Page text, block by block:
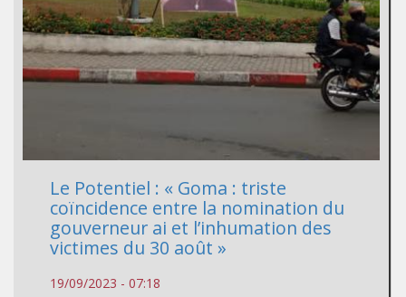
Le Potentiel : « Goma : triste
coïncidence entre la nomination du
gouverneur ai et l’inhumation des
victimes du 30 août »
19/09/2023 - 07:18